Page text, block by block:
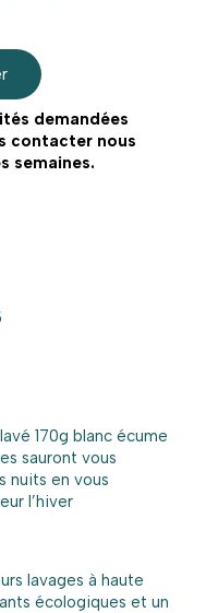
demandées
contacter nous
semaines.
170g blanc écume
sauront vous
nuits en vous
l’hiver
lavages à haute
écologiques et un